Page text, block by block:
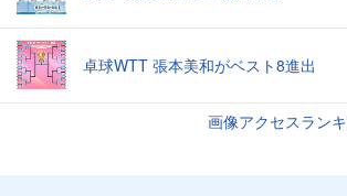
卓球WTT 張本美和がベスト8進出
画像アクセスラン